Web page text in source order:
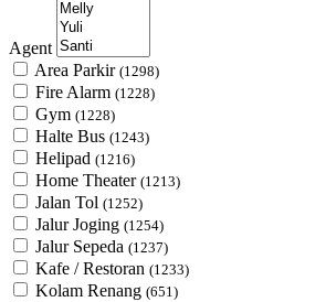
Agent
Area Parkir (1298)
Fire Alarm (1228)
Gym (1228)
Halte Bus (1243)
Helipad (1216)
Home Theater (1213)
Jalan Tol (1252)
Jalur Joging (1254)
Jalur Sepeda (1237)
Kafe / Restoran (1233)
Kolam Renang (651)